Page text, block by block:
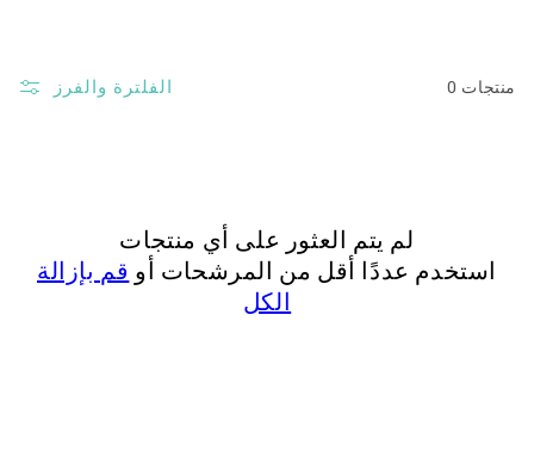
و
الفلترة والفرز 0 منتجات
لم يتم العثور على أي منتجات
استخدم عددًا أقل من المرشحات أو قم بإزالة
الكل